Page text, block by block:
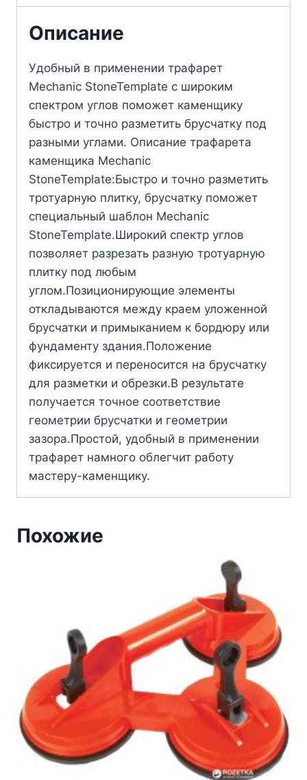
Описание
Удобный в применении трафарет
Mechanic StoneTemplate с широким
спектром углов поможет каменщику
быстро и точно разметить брусчатку под
разными углами. Описание трафарета
каменщика Mechanic
StoneTemplate:Быстро и точно разметить
тротуарную плитку, брусчатку поможет
специальный шаблон Mechanic
StoneTemplate.Широкий спектр углов
позволяет разрезать разную тротуарную
плитку под любым
углом.Позиционирующие элементы
откладываются между краем уложенной
брусчатки и примыканием к бордюру или
фундаменту здания.Положение
фиксируется и переносится на брусчатку
для разметки и обрезки.В результате
получается точное соответствие
геометрии брусчатки и геометрии
зазора.Простой, удобный в применении
трафарет намного облегчит работу
мастеру-каменщику.
Похожие